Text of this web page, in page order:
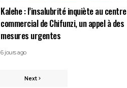
Kalehe : l’insalubrité inquiète au centre
commercial de Chifunzi, un appel à des
mesures urgentes
6 jours ago
Next